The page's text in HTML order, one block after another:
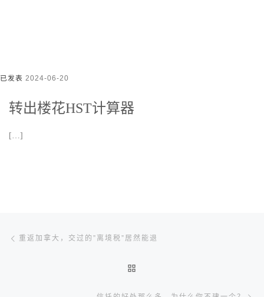
已发表 2024-06-20
转出楼花HST计算器
[…]
文章导航
重返加拿大，交过的”离境税”居然能退